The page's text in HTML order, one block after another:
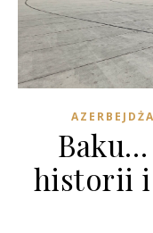
historii i